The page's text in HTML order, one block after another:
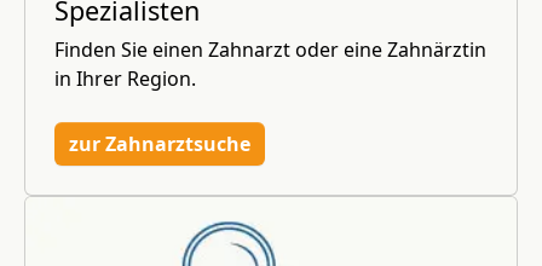
Spezialisten
Finden Sie einen Zahnarzt oder eine Zahnärztin
in Ihrer Region.
zur Zahnarztsuche